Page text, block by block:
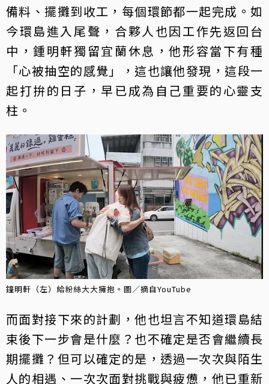
備料、擺攤到收工，每個環節都一起完成。如
今環島進入尾聲，合夥人也因工作先返回台
中，鍾明軒獨留宜蘭休息，他形容當下有種
「心被抽空的感覺」，這也讓他發現，這段一
起打拚的日子，早已成為自己重要的心靈支
柱。
鐘明軒（左）給粉絲大大擁抱。圖／摘自YouTube
而面對接下來的計劃，他也坦言不知道環島結
束後下一步會是什麼？也不確定是否會繼續長
期擺攤？但可以確定的是，透過一次次與陌生
人的相遇、一次次面對挑戰與疲憊，他已重新